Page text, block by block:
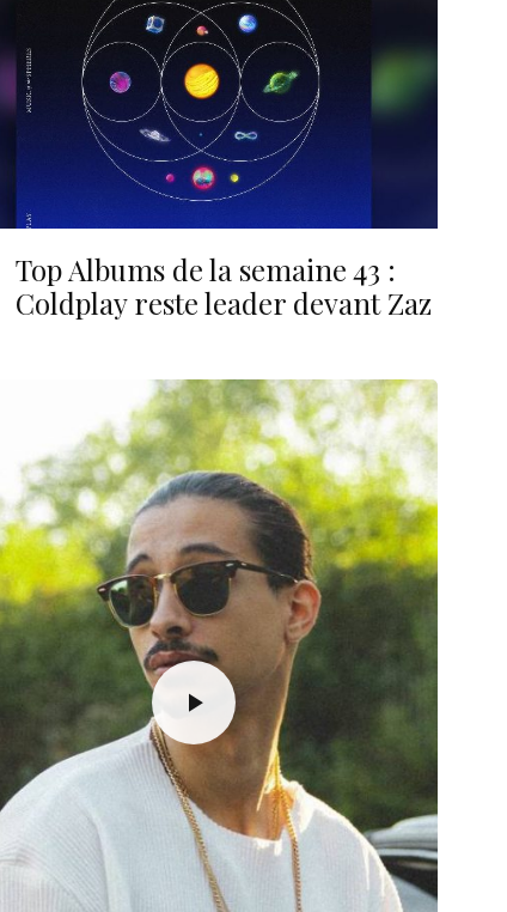
Top Albums de la semaine 43 :
Coldplay reste leader devant Zaz